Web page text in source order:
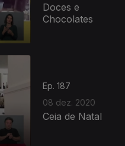
Doces e
Chocolates
Ep. 187
08 dez. 2020
Ceia de Natal